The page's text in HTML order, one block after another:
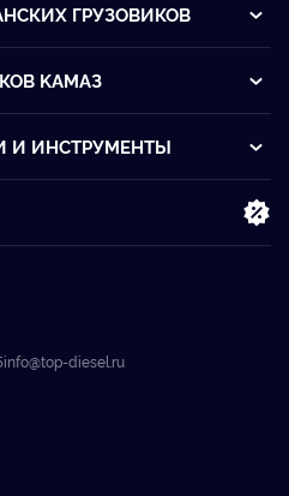
ГРУЗОВИКОВ
KАМАЗ
И ИНСТРУМЕНТЫ
info@top-diesel.ru